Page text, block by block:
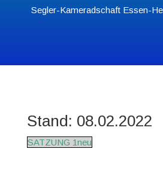
Segler-Kameradschaft Essen-
Stand: 08.02.2022
SATZUNG 1neu